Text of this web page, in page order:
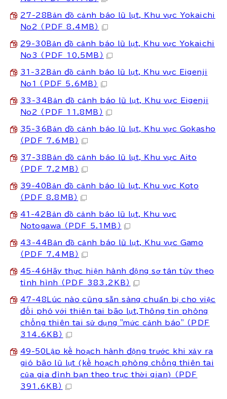
27-28Bản đồ cảnh báo lũ lụt, Khu vực Yokaichi
No2
（PDF 8.4MB）
29-30Bản đồ cảnh báo lũ lụt, Khu vực Yokaichi
No3
（PDF 10.5MB）
31-32Bản đồ cảnh báo lũ lụt, Khu vực Eigenji
No1
（PDF 5.6MB）
33-34Bản đồ cảnh báo lũ lụt, Khu vực Eigenji
No2
（PDF 11.8MB）
35-36Bản đồ cảnh báo lũ lụt, Khu vực Gokasho
（PDF 7.6MB）
37-38Bản đồ cảnh báo lũ lụt, Khu vực Aito
（PDF 7.2MB）
39-40Bản đồ cảnh báo lũ lụt, Khu vực Koto
（PDF 8.8MB）
41-42Bản đồ cảnh báo lũ lụt, Khu vực
Notogawa （PDF 5.1MB）
43-44Bản đồ cảnh báo lũ lụt, Khu vực Gamo
（PDF 7.4MB）
45-46Hãy thực hiện hành động sơ tán tùy theo
tình hình
（PDF 383.2KB）
47-48Lúc nào cũng sẵn sàng chuẩn bị cho việc
đối phó với thiên tai bão lụt,Thông tin phòng
chống thiên tai sử dụng "mức cảnh báo" （PDF
314.6KB）
49-50Lập kế hoạch hành động trước khi xảy ra
gió bão lũ lụt (kế hoạch phòng chống thiên tai
của gia đình bạn theo trục thời gian)
（PDF
391.6KB）